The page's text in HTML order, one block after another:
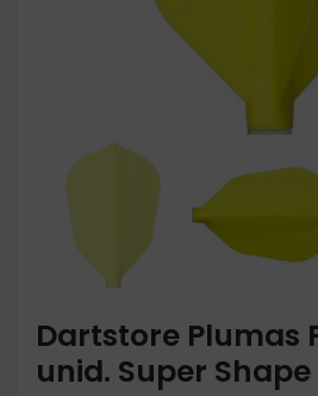
Dartstore Plumas
unid. Super